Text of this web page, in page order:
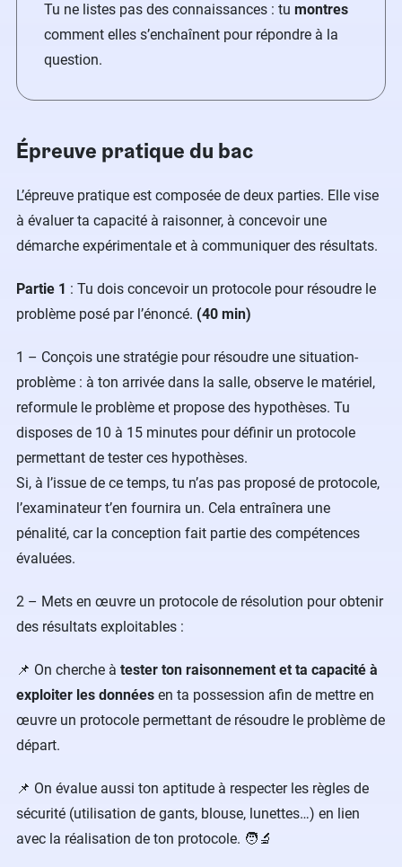
Tu ne listes pas des connaissances : tu montres
comment elles s’enchaînent pour répondre à la
question.
Épreuve pratique du bac
L’épreuve pratique est composée de deux parties. Elle vise
à évaluer ta capacité à raisonner, à concevoir une
démarche expérimentale et à communiquer des résultats.
Partie 1 : Tu dois concevoir un protocole pour résoudre le
problème posé par l’énoncé. (40 min)
1 – Conçois une stratégie pour résoudre une situation-
problème : à ton arrivée dans la salle, observe le matériel,
reformule le problème et propose des hypothèses. Tu
disposes de 10 à 15 minutes pour définir un protocole
permettant de tester ces hypothèses.
Si, à l’issue de ce temps, tu n’as pas proposé de protocole,
l’examinateur t’en fournira un. Cela entraînera une
pénalité, car la conception fait partie des compétences
évaluées.
2 – Mets en œuvre un protocole de résolution pour obtenir
des résultats exploitables :
📌 On cherche à tester ton raisonnement et ta capacité à
exploiter les données en ta possession afin de mettre en
œuvre un protocole permettant de résoudre le problème de
départ.
📌 On évalue aussi ton aptitude à respecter les règles de
sécurité (utilisation de gants, blouse, lunettes…) en lien
avec la réalisation de ton protocole. 🧑‍🔬